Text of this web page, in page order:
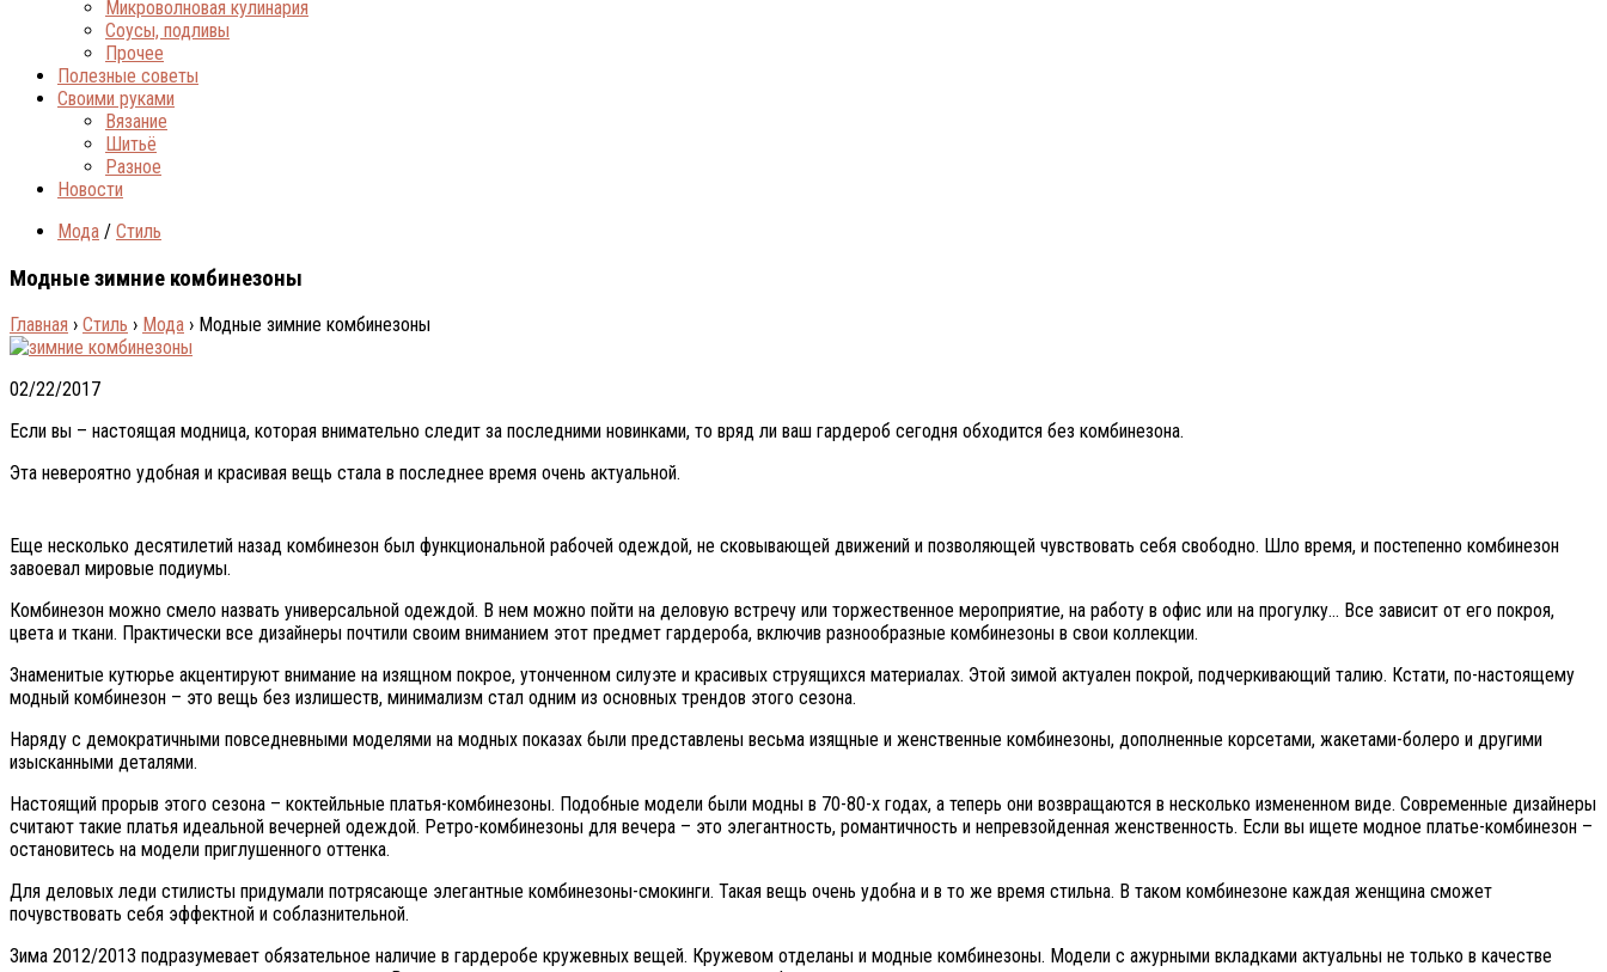
Микроволновая кулинария
Соусы, подливы
Прочее
Полезные советы
Своими руками
Вязание
Шитьё
Разное
Новости
Мода / Стиль
Модные зимние комбинезоны
Главная › Стиль › Мода › Модные зимние комбинезоны
02/22/2017
Если вы – настоящая модница, которая внимательно следит за последними новинками, то вряд ли ваш гардероб сегодня обходится без комбинезона.
Эта невероятно удобная и красивая вещь стала в последнее время очень актуальной.
Еще несколько десятилетий назад комбинезон был функциональной рабочей одеждой, не сковывающей движений и позволяющей чувствовать себя свободно. Шло время, и постепенно комбинезон
завоевал мировые подиумы.
Комбинезон можно смело назвать универсальной одеждой. В нем можно пойти на деловую встречу или торжественное мероприятие, на работу в офис или на прогулку… Все зависит от его покроя,
цвета и ткани. Практически все дизайнеры почтили своим вниманием этот предмет гардероба, включив разнообразные комбинезоны в свои коллекции.
Знаменитые кутюрье акцентируют внимание на изящном покрое, утонченном силуэте и красивых струящихся материалах. Этой зимой актуален покрой, подчеркивающий талию. Кстати, по-настоящему
модный комбинезон – это вещь без излишеств, минимализм стал одним из основных трендов этого сезона.
Наряду с демократичными повседневными моделями на модных показах были представлены весьма изящные и женственные комбинезоны, дополненные корсетами, жакетами-болеро и другими
изысканными деталями.
Настоящий прорыв этого сезона – коктейльные платья-комбинезоны. Подобные модели были модны в 70-80-х годах, а теперь они возвращаются в несколько измененном виде. Современные дизайнеры
считают такие платья идеальной вечерней одеждой. Ретро-комбинезоны для вечера – это элегантность, романтичность и непревзойденная женственность. Если вы ищете модное платье-комбинезон –
остановитесь на модели приглушенного оттенка.
Для деловых леди стилисты придумали потрясающе элегантные комбинезоны-смокинги. Такая вещь очень удобна и в то же время стильна. В таком комбинезоне каждая женщина сможет
почувствовать себя эффектной и соблазнительной.
Зима 2012/2013 подразумевает обязательное наличие в гардеробе кружевных вещей. Кружевом отделаны и модные комбинезоны. Модели с ажурными вкладками актуальны не только в качестве